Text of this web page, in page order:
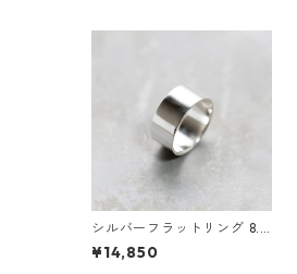
シルバーフラットリング 8.0
mm幅 鏡面｜FA-1186
¥14,850